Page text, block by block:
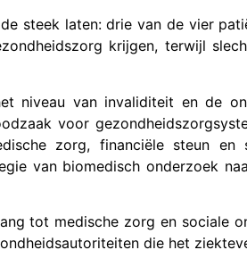
steek laten: drie van de vier
krijgen, terwijl
niveau van invaliditeit en de
voor
zorg, financiële steun en
van biomedisch onderzoek
tot medische zorg en sociale
die het